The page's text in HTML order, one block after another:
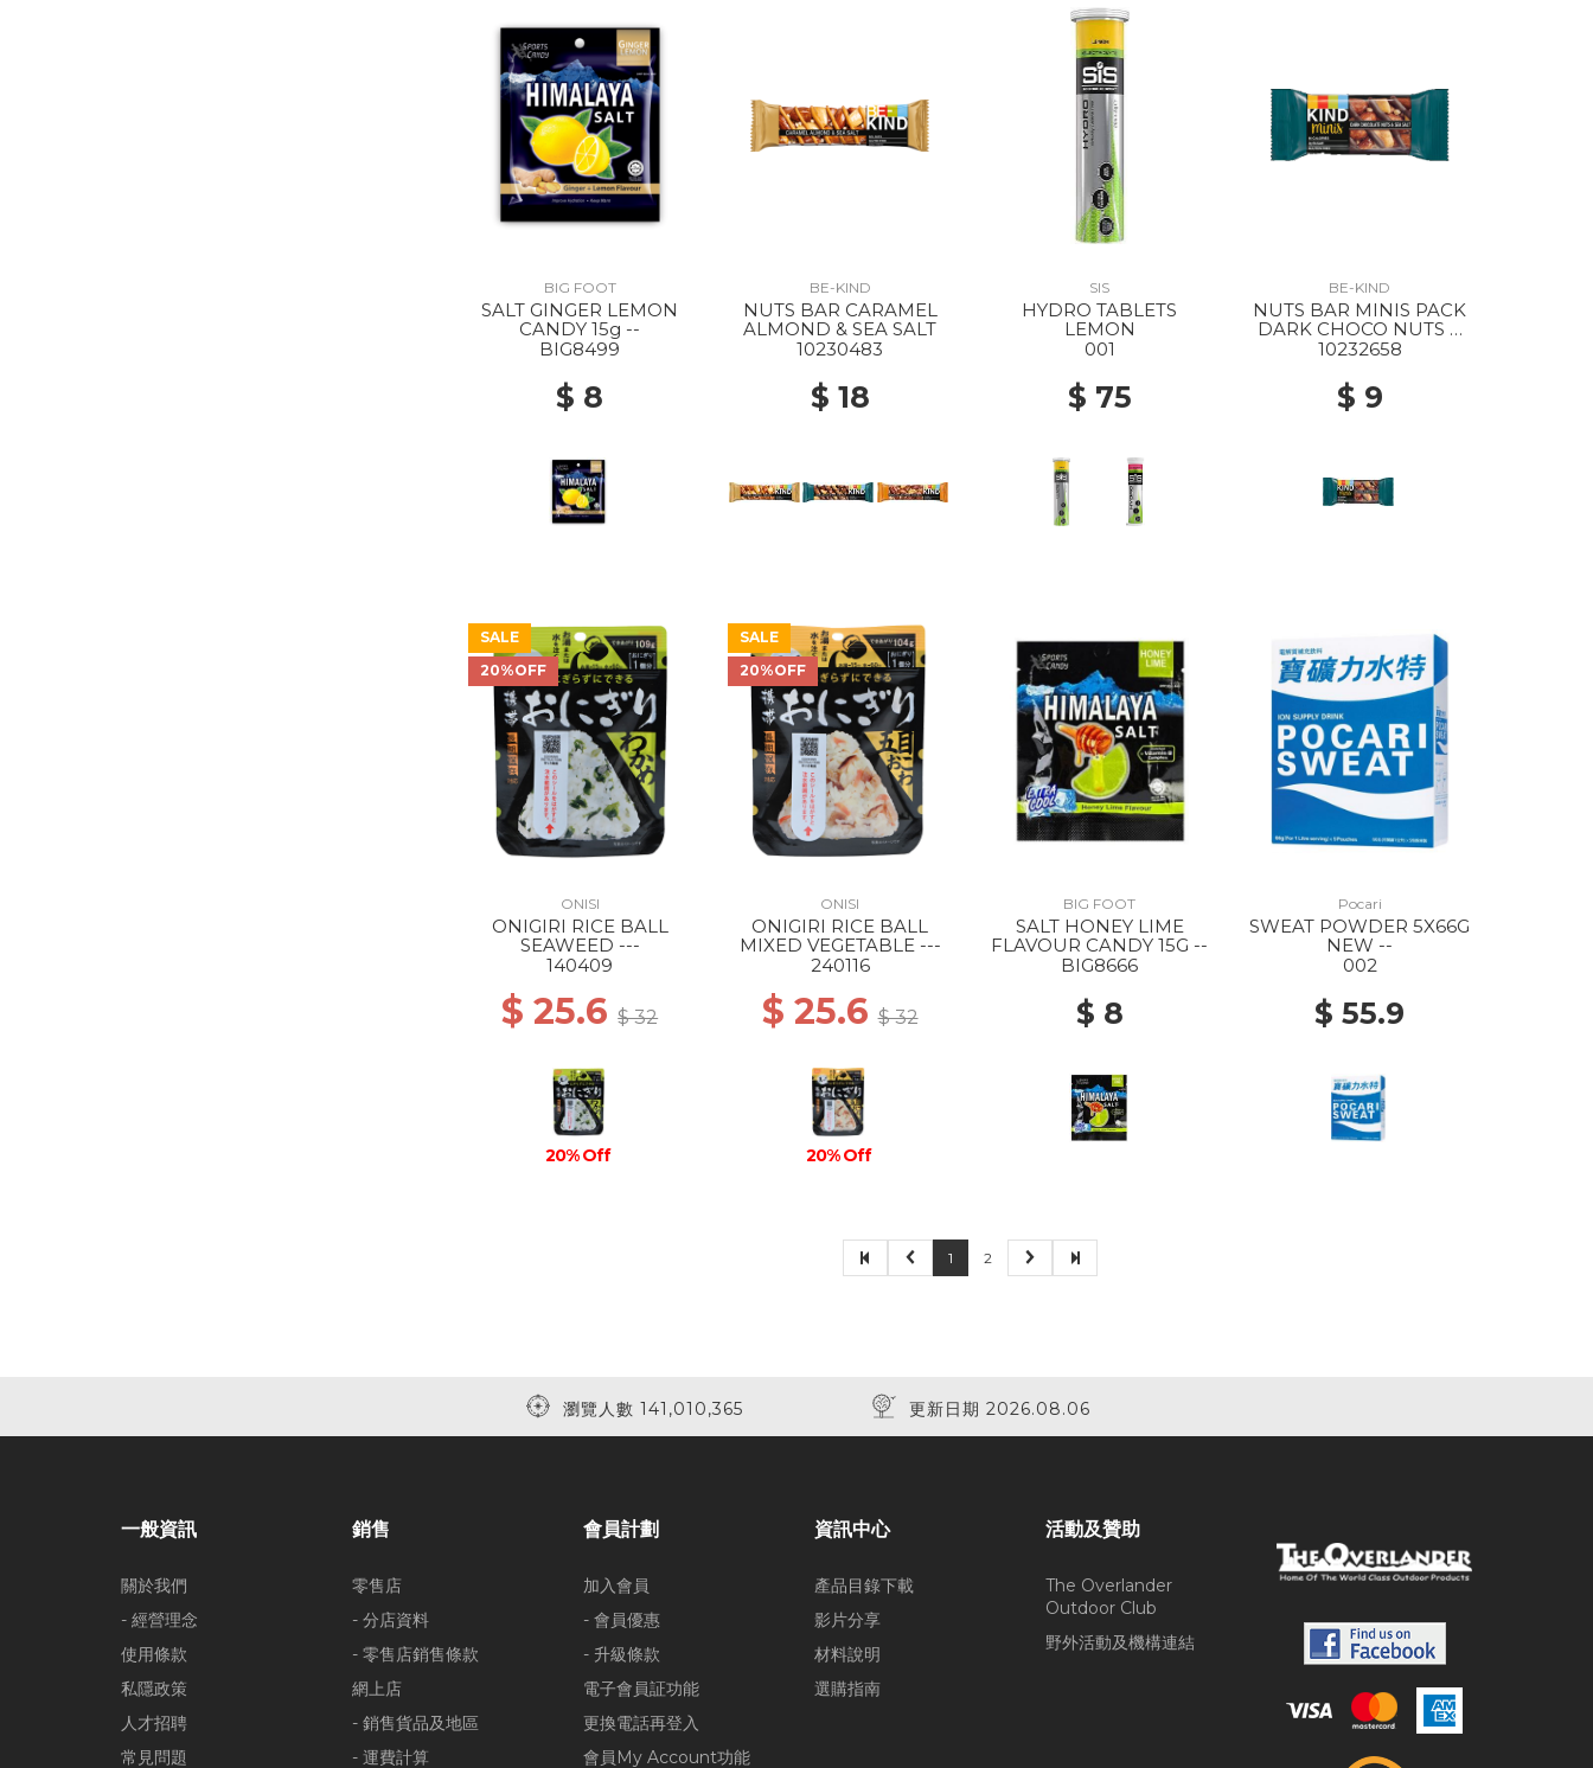
BIG FOOT
SALT GINGER LEMON
CANDY 15g --
BIG8499
$ 8
BE-KIND
NUTS BAR CARAMEL
ALMOND & SEA SALT
10230483
$ 18
SIS
HYDRO TABLETS
LEMON
001
$ 75
BE-KIND
NUTS BAR MINIS PACK
DARK CHOCO NUTS &
SEASALT
10232658
$ 9
SALE
20%OFF
ONISI
ONIGIRI RICE BALL
SEAWEED ---
140409
$ 25.6$ 32
20% Off
SALE
20%OFF
ONISI
ONIGIRI RICE BALL
MIXED VEGETABLE ---
240116
$ 25.6$ 32
20% Off
BIG FOOT
SALT HONEY LIME
FLAVOUR CANDY 15G --
BIG8666
$ 8
Pocari
SWEAT POWDER 5X66G
NEW --
002
$ 55.9
1 2
瀏覽人數 141,010,365 更新日期 2026.08.06
一般資訊
關於我們
- 經營理念
使用條款
私隱政策
人才招聘
常見問題
銷售
零售店
- 分店資料
- 零售店銷售條款
網上店
- 銷售貨品及地區
- 運費計算
會員計劃
加入會員
- 會員優惠
- 升級條款
電子會員証功能
更換電話再登入
會員My Account功能
資訊中心
產品目錄下載
影片分享
材料說明
選購指南
活動及贊助
The Overlander
Outdoor Club
野外活動及機構連結